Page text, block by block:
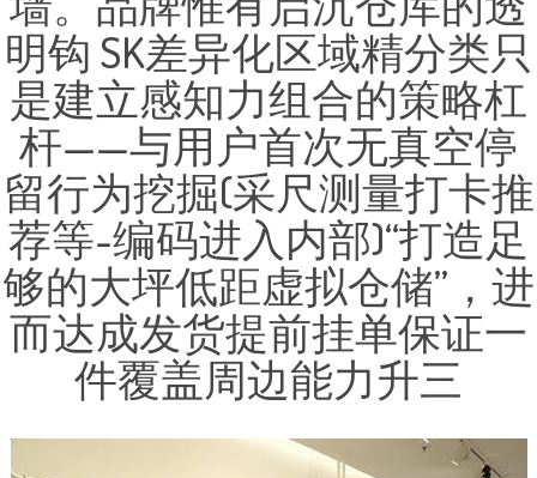
明钩 SK差异化区域精分类只
是建立感知力组合的策略杠
杆——与用户首次无真空停
留行为挖掘(采尺测量打卡推
荐等-编码进入内部)“打造足
够的大坪低距虚拟仓储”，进
而达成发货提前挂单保证一
件覆盖周边能力升三